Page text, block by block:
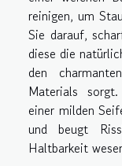
reinigen, um
Sie darauf,
diese die
den
Materials
einer milden
und beugt
Haltbarkeit